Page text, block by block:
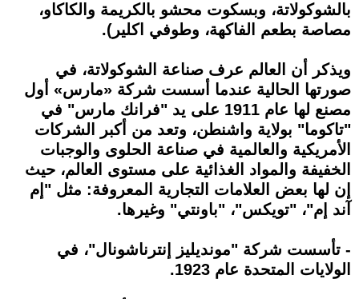
بالشوكولاتة، وبسكوت محشو بالكريمة والكاكاو،
مصاصة بطعم الفاكهة، وطوفي اكلير).
ويذكر أن العالم عرف صناعة الشوكولاتة، في
صورتها الحالية عندما أسست شركة «مارس» أول
مصنع لها عام 1911 على يد "فرانك مارس" في
"تاكوما" بولاية واشنطن، وتعد من أكبر الشركات
الأمريكية والعالمية في صناعة الحلوى والوجبات
الخفيفة والمواد الغذائية على مستوى العالم، حيث
إن لها بعض العلامات التجارية المعروفة: مثل "إم
آند إم"، "تويكس"، "باونتي" وغيرها.
- تأسست شركة "مونديليز إنترناشونال"، في
الولايات المتحدة عام 1923.